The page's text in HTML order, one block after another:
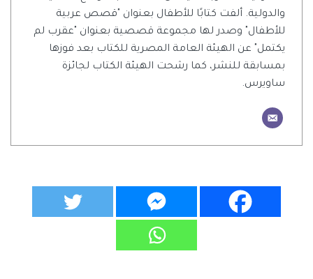
والدولية. ألفت كتابًا للأطفال بعنوان "قصص عربية
للأطفال" وصدر لها مجموعة قصصية بعنوان "عقرب لم
يكتمل" عن الهيئة العامة المصرية للكتاب بعد فوزها
بمسابقة للنشر، كما رشحت الهيئة الكتاب لجائزة
ساويرس.